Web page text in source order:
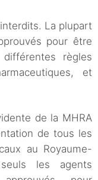
La plupart
pour être
règles
et
de la MHRA
de tous les
au Royaume-
les agents